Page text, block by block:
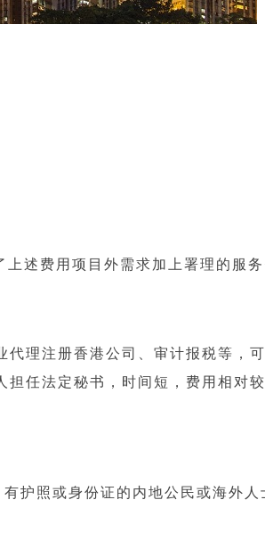
费用项目外需求加上署理的服务
理注册香港公司、审计报税等，
任法定秘书，时间短，费用相对较
照或身份证的内地公民或海外人